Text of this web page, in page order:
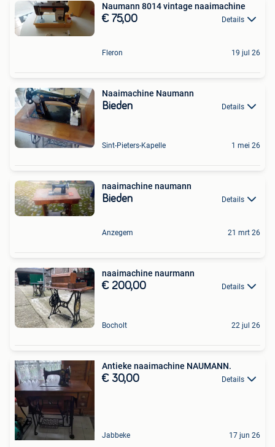
Naumann 8014 vintage naaimachine
€ 75,00 Details
Fleron 19 jul 26
Naaimachine Naumann
Bieden Details
Sint-Pieters-Kapelle 1 mei 26
naaimachine naumann
Bieden Details
Anzegem 21 mrt 26
naaimachine naurmann
€ 200,00 Details
Bocholt 22 jul 26
Antieke naaimachine NAUMANN.
€ 30,00 Details
Jabbeke 17 jun 26